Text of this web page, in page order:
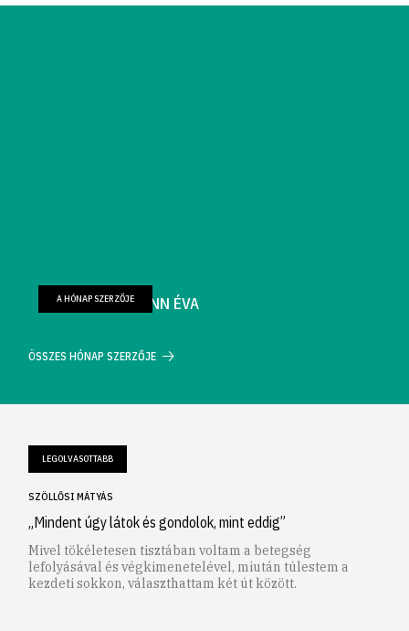
FARKAS WELLMANN ÉVA
A HÓNAP SZERZŐJE
ÖSSZES HÓNAP SZERZŐJE
LEGOLVASOTTABB
SZÖLLŐSI MÁTYÁS
„Mindent úgy látok és gondolok, mint eddig”
Mivel tökéletesen tisztában voltam a betegség
lefolyásával és végkimenetelével, miután túlestem a
kezdeti sokkon, választhattam két út között.